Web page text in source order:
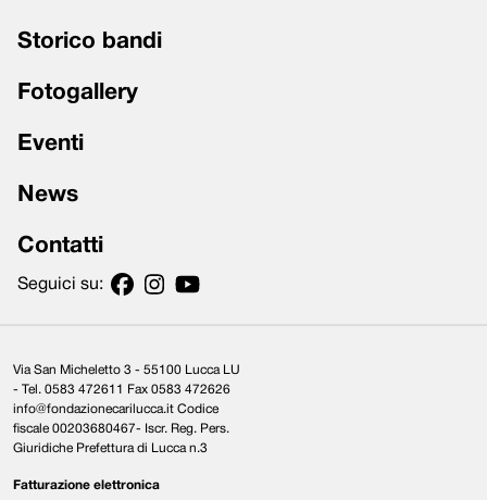
Storico bandi
Fotogallery
Eventi
News
Contatti
Seguici su:
Via San Micheletto 3 - 55100 Lucca LU
- Tel. 0583 472611 Fax 0583 472626
info@fondazionecarilucca.it Codice
fiscale 00203680467- Iscr. Reg. Pers.
Giuridiche Prefettura di Lucca n.3
Fatturazione elettronica